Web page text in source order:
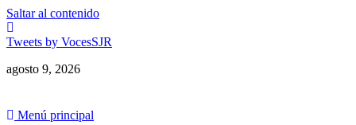
Saltar al contenido
Tweets by VocesSJR
agosto 9, 2026
Menú principal